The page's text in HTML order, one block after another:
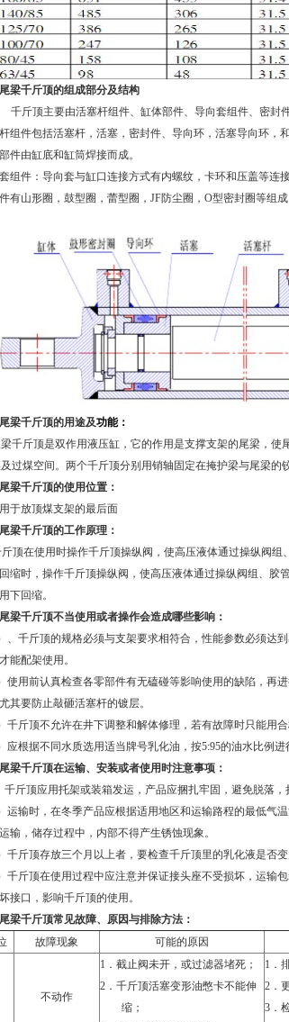
梁千斤顶的组成部分及结构
千斤顶主要由活塞杆组件、缸体部件、导向套组件、密封
组件包括活塞杆，活塞，密封件、导向环，活塞导向环，
件由缸底和缸筒焊接而成。
组件：导向套与缸口连接方式有内螺纹，卡环和压盖等连接
有山形圈，鼓型圈，蕾型圈， JF防尘圈， O型密封圈等组成
梁千斤顶的用途及功能：
千斤顶是双作用液压缸，它的作用是支撑支架的尾梁，
过煤空间。两个千斤顶分别用销轴固定在掩护梁与尾梁的
梁千斤顶的使用位置：
于放顶煤支架的最后面
梁千斤顶的工作原理：
在使用时操作千斤顶操纵阀，使高压液体通过操纵阀组
缩时，操作千斤顶操纵阀，使高压液体通过操纵阀组、
下回缩。
梁千斤顶不当使用或者操作会造成哪些影响：
、千斤顶的规格必须与支架要求相符合，性能参数必须达
能配架使用。
使用前认真检查各零部件有无磕碰等影响使用的缺陷，再
其要防止敲砸活塞杆的镀层。
千斤顶不允许在井下调整和解体修理，若有故障时只能用合
应根据不同水质选用适当牌号乳化油，按5:95的油水比例进
梁千斤顶在运输、安装或者使用时注意事项：
斤顶应用托架或装箱发运，产品应捆扎牢固，避免脱落，
运输时，在冬季产品应根据适用地区和运输路程的最低气
输，储存过程中，内部不得产生锈蚀现象。
千斤顶存放三个月以上者，要检查千斤顶里的乳化液是否
千斤顶在使用过程中应注意并保证接头座不受损坏，运输
接口，影响千斤顶的使用。
梁千斤顶常见故障、原因与排除方法：
故障现象 可能的原因
不动作
1． 截止阀未开，或过滤器堵死；
2． 千斤顶活塞变形油憋卡不能伸
缩；
1．
2．
3．